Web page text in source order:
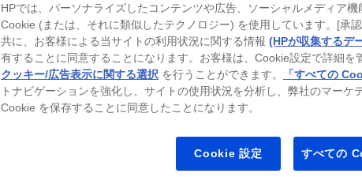
ゲーミングパソコン
HPでは、パーソナライズしたコンテンツや広告、ソーシャルメディア
Cookie (または、それに類似したテクノロジー) を使用しています。[承
共に、お客様による当サイトの利用状況に関する情報 (HPが収集するデ
有することに同意することになります。お客様は、Cookie設定で詳細を
クッキー/広告表示に関する選択 を行うことができます。 「すべての
トナビゲーションを強化し、サイトの使用状況を分析し、弊社のマーケ
Cookie を保存することに同意したことになります。
Cookie 設定 すべての